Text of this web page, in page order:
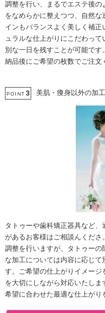
調整を行い、まるでエステ後
をなめらかに整えつつ、自然
インもバランスよく美しく補
ュラルな仕上がりにこだわっ
別な一日を残すことが可能です
納品後にご希望の枚数でご注文
POINT 3 美肌・痩身以外の加
タトゥーや歯科矯正器具など
があるお客様はご相談んくだ
調整を行いますが、タトゥー
な加工については内容に応じ
す。ご希望の仕上がりイメージ
を大切にしながら対応いたし
希望に合わせた最適な仕上がり